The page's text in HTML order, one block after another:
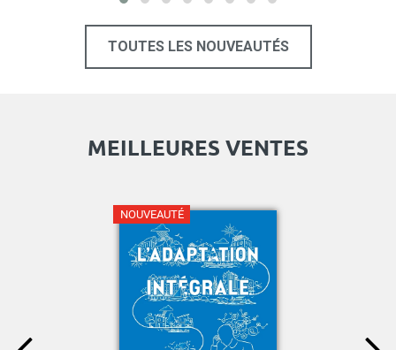
TOUTES LES NOUVEAUTÉS
MEILLEURES VENTES
NOUVEAUTÉ